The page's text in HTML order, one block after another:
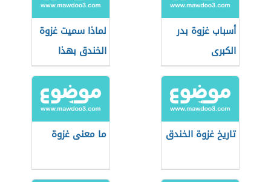
أسباب غزوة بدر
الكبرى
لماذا سميت غزوة
الخندق بهذا
الاسم
تاريخ غزوة الخندق ما معنى غزوة